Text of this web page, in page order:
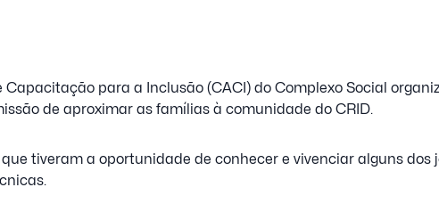
para a Inclusão (CACI) do Complexo Social
de aproximar as famílias à comunidade do CRID.
tiveram a oportunidade de conhecer e vivenciar alguns dos